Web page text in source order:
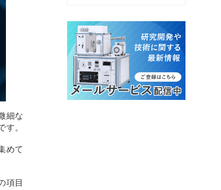
細な
す。
めて
項目